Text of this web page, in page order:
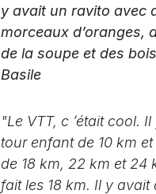
y avait un ravito avec
morceaux d’oranges,
de la soupe et des
Basile
"Le VTT, c ’était cool.
tour enfant de 10 km
de 18 km, 22 km et 24
fait les 18 km. Il y avait